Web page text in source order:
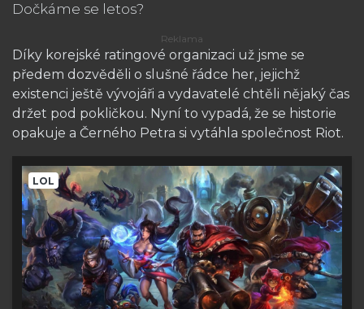
Dočkáme se letos?
Díky korejské ratingové organizaci už jsme se
předem dozvěděli o slušné řádce her, jejichž
existenci ještě vývojáři a vydavatelé chtěli nějaký čas
držet pod pokličkou. Nyní to vypadá, že se historie
opakuje a Černého Petra si vytáhla společnost Riot.
LOL